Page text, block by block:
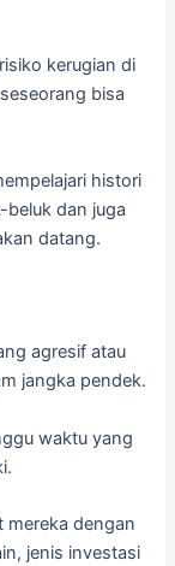
kerugian di
bisa
histori
beluk dan juga
datang.
agresif atau
jangka pendek.
waktu yang
mereka dengan
jenis investasi